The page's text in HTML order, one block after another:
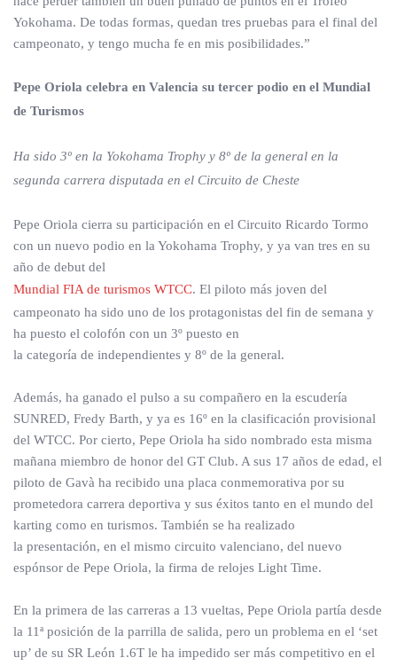
Yokohama. De todas formas, quedan tres pruebas para el final del
campeonato, y tengo mucha fe en mis posibilidades.”
Pepe Oriola celebra en Valencia su tercer podio en el Mundial
de Turismos
Ha sido 3º en la Yokohama Trophy y 8º de la general en la
segunda carrera disputada en el Circuito de Cheste
Pepe Oriola cierra su participación en el Circuito Ricardo Tormo
con un nuevo podio en la Yokohama Trophy, y ya van tres en su
año de debut del
Mundial FIA de turismos WTCC. El piloto más joven del
campeonato ha sido uno de los protagonistas del fin de semana y
ha puesto el colofón con un 3º puesto en
la categoría de independientes y 8º de la general.
Además, ha ganado el pulso a su compañero en la escudería
SUNRED, Fredy Barth, y ya es 16º en la clasificación provisional
del WTCC. Por cierto, Pepe Oriola ha sido nombrado esta misma
mañana miembro de honor del GT Club. A sus 17 años de edad, el
piloto de Gavà ha recibido una placa conmemorativa por su
prometedora carrera deportiva y sus éxitos tanto en el mundo del
karting como en turismos. También se ha realizado
la presentación, en el mismo circuito valenciano, del nuevo
espónsor de Pepe Oriola, la firma de relojes Light Time.
En la primera de las carreras a 13 vueltas, Pepe Oriola partía desde
la 11ª posición de la parrilla de salida, pero un problema en el ‘set
up’ de su SR León 1.6T le ha impedido ser más competitivo en el